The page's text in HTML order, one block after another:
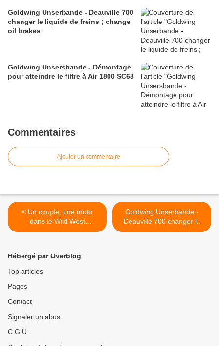
Goldwing Unserbande - Deauville 700
changer le liquide de freins ; change
oil brakes
Goldwing Unsersbande - Démontage
pour atteindre le filtre à Air 1800 SC68
Commentaires
Ajouter un commentaire
< Un couple, une moto
dans le Wild West
américain 19éme jour -
Goldwing Unserbande -
Deauville 700 changer le
liquide de freins ; change oil
Hébergé par Overblog
Top articles
Pages
Contact
Signaler un abus
C.G.U.